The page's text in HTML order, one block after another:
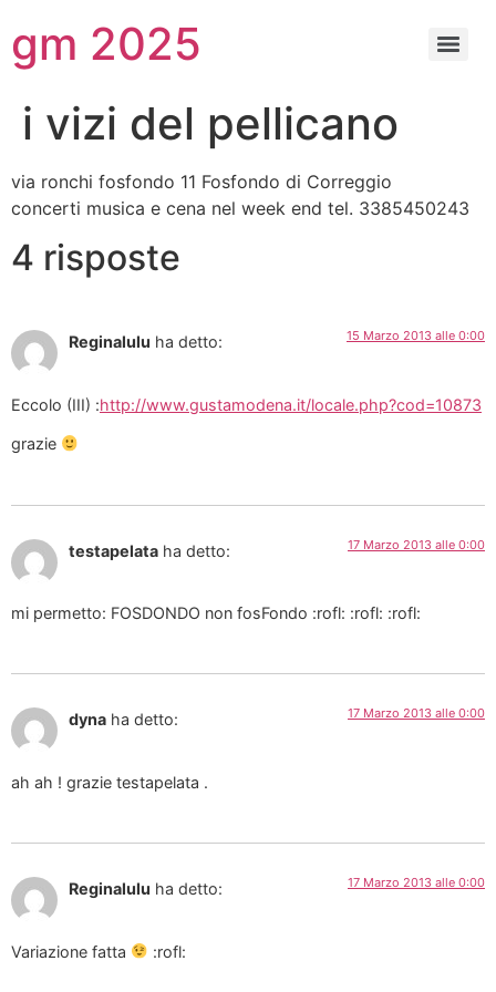
gm 2025
i vizi del pellicano
via ronchi fosfondo 11 Fosfondo di Correggio
concerti musica e cena nel week end tel. 3385450243
4 risposte
Reginalulu ha detto: 15 Marzo 2013 alle 0:00
Eccolo (III) :http://www.gustamodena.it/locale.php?cod=10873
grazie
testapelata ha detto: 17 Marzo 2013 alle 0:00
mi permetto: FOSDONDO non fosFondo :rofl: :rofl: :rofl:
dyna ha detto: 17 Marzo 2013 alle 0:00
ah ah ! grazie testapelata .
Reginalulu ha detto: 17 Marzo 2013 alle 0:00
Variazione fatta :rofl: